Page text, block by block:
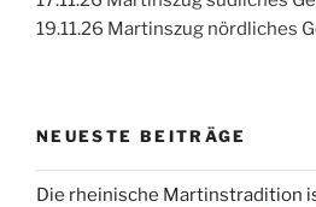
19.11.26 Martinszug nördliches
NEUESTE BEITRÄGE
Die rheinische Martinstradition